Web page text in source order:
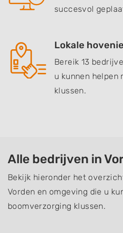
succesvol
Lokale
Bereik 13
u kunnen helpen
klussen.
Alle bedrijven in
Bekijk hieronder het
Vorden en omgeving die u
boomverzorging klussen.